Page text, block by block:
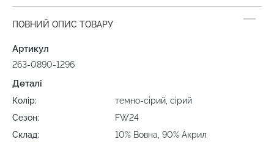
ПОВНИЙ ОПИС ТОВАРУ
Артикул
263-0890-1296
Деталі
Колір:
темно-сірий, сірий
Сезон:
FW24
Склад:
10% Вовна, 90% Акрил